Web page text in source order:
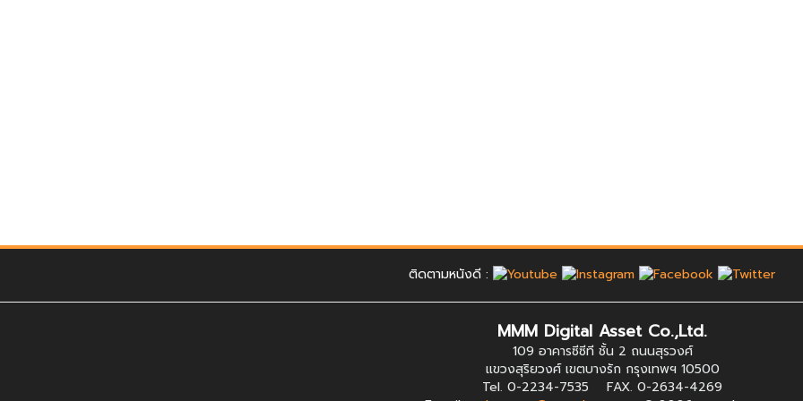
ติดตามหนังดี :
MMM Digital Asset Co.,Ltd.
109 อาคารซีซีที ชั้น 2 ถนนสุรวงศ์
แขวงสุริยวงศ์ เขตบางรัก กรุงเทพฯ 10500
Tel. 0-2234-7535 FAX. 0-2634-4269